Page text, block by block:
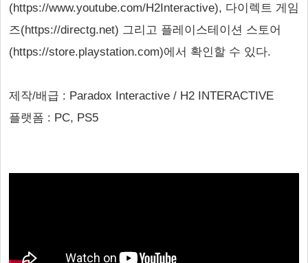
(https://www.youtube.com/H2Interactive), 다이렉트 게임
즈(https://directg.net) 그리고 플레이스테이션 스토어
(https://store.playstation.com)에서 확인할 수 있다.
제작/배급 : Paradox Interactive / H2 INTERACTIVE
플랫폼 : PC, PS5